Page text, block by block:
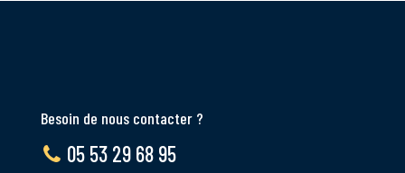
Besoin de nous contacter ?
05 53 29 68 95